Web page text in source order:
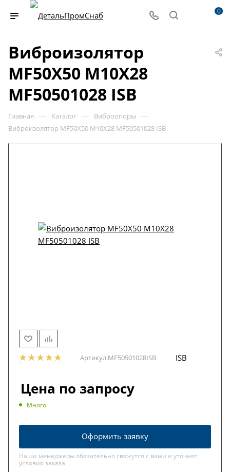
0
Виброизолятор
MF50X50 M10X28
MF50501028 ISB
Главная — Каталог — Виброопоры —
Виброизолятор MF50X50 M10X28 MF50501028 ISB
Артикул:MF50501028ISB ISB
Цена по запросу
Много
Оформить заявку
Наши менеджеры обязательно свяжутся с вами и уточнят
условия заказа